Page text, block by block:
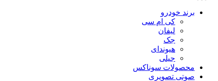
برند خودرو
کی ام سی
لیفان
جک
هیوندای
جیلی
محصولات سوناکس
صوتی تصویری